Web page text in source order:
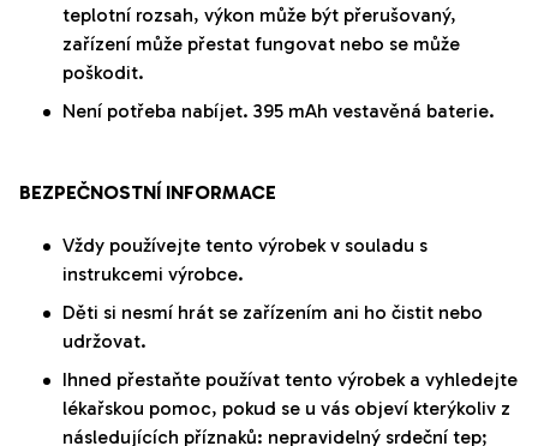
teplotní rozsah, výkon může být přerušovaný,
zařízení může přestat fungovat nebo se může
poškodit.
Není potřeba nabíjet. 395 mAh vestavěná baterie.
BEZPEČNOSTNÍ INFORMACE
Vždy používejte tento výrobek v souladu s
instrukcemi výrobce.
Děti si nesmí hrát se zařízením ani ho čistit nebo
udržovat.
Ihned přestaňte používat tento výrobek a vyhledejte
lékařskou pomoc, pokud se u vás objeví kterýkoliv z
následujících příznaků: nepravidelný srdeční tep;